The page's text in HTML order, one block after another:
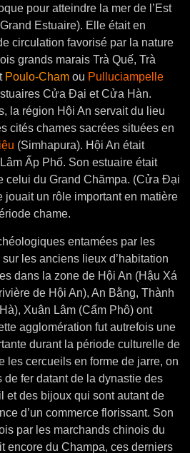
pour atteindre la mer de l’Est
Estuaire). Elle était en
circulation favorisé par la nature
grands marais Trà Quế, Trà
Poulo-Cham ou Pulluciampelle
Cửa Đại et Cửa Hàn.
la région Hội An servait du lieu
cités chames sacrées situées en
(Simhapura). Hội An était
Ấp Phố. Son estuaire était
celui du Grand Chămpa. (Cửa Đại
jouait un rôle important en matière
chame.
entamées par les
les anciens lieux d’habitation
dans la zone de Hội An (Hậu Xá
de Hội An), An Bằng, Thành
Xuân Lâm (Cẩm Phô) ont
agglomération fut autrefois une
durant la période culturelle de
les cercueils en forme de jarre, on
de fer datant de la dynastie des
et des bijoux qui sont autant de
d’un commerce florissant. Son
par les marchands chinois du
encore du Champa, ces derniers